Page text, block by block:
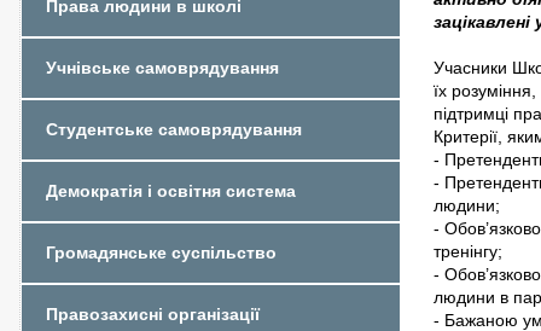
Учасники
їх
підтримці
Критерії,
-
-
людини;
-
тренінгу;
-
людини в
- Бажаною
Права людини в школі
Учнівське самоврядування
Студентське самоврядування
Демократія і освітня система
Громадянське суспільство
Правозахисні організації